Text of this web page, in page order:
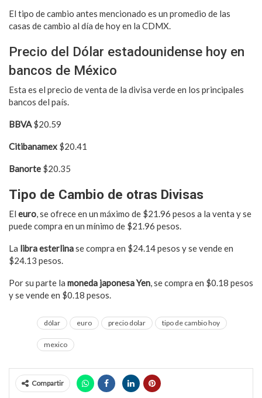
El tipo de cambio antes mencionado es un promedio de las
casas de cambio al día de hoy en la CDMX.
Precio del Dólar estadounidense hoy en
bancos de México
Esta es el precio de venta de la divisa verde en los principales
bancos del país.
BBVA$20.59
Citibanamex $20.41
Banorte $20.35
Tipo de Cambio de otras Divisas
El euro, se ofrece en un máximo de $21.96 pesos a la venta y se
puede compra en un mínimo de $21.96 pesos.
La libra esterlinase compra en $24.14 pesos y se vende en
$24.13 pesos.
Por su parte la moneda japonesa Yen, se compra en $0.18 pesos
y se vende en $0.18 pesos.
dólar euro precio dolar tipo de cambio hoy
mexico
Compartir